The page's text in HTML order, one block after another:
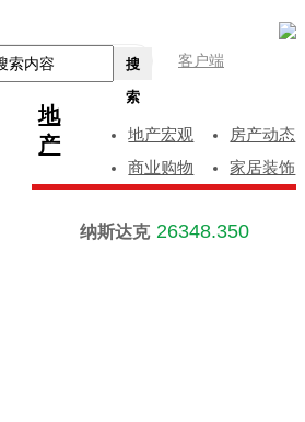
客户端
搜
索
地
产
地产宏观
房产动态
商业购物
家居装饰
纳斯达克 26348.350